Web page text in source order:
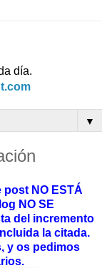
día.
▼
post NO ESTÁ
NO SE
del incremento
la citada.
y os pedimos